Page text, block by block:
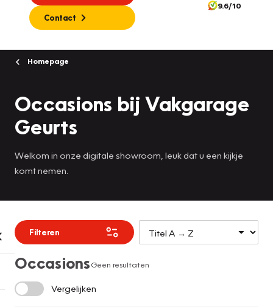
Contact
9.6/10
Homepage
Occasions bij Vakgarage
Geurts
Welkom in onze digitale showroom, leuk dat u een kijkje
komt nemen.
Filteren
OccasionsGeen resultaten
Vergelijken